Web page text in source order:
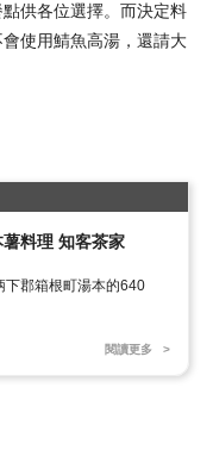
供各位選擇。而決定料
使用鯖魚高湯，還請大
料理 知客茶家
下郡箱根町湯本的640
閱讀更多